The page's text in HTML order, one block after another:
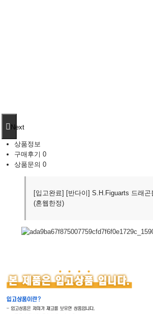
Next
상품정보
구매후기 0
상품문의 0
[입고완료] [반다이] S.H.Figuarts 드래곤
(혼웹한정)